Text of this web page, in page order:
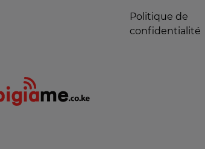
Politique de
confidentialité